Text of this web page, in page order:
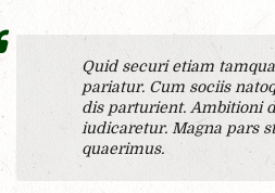
Quid securi etiam
pariatur. Cum sociis
dis parturient. Ambitioni
iudicaretur. Magna pars
quaerimus.